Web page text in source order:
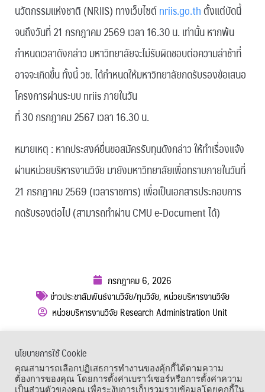
นวัตกรรมแห่งชาติ (NRIIS) ทางเว็บไซต์nriis.go.thตั้งแต่บัดนี้
จนถึงวันที่ 21 กรกฎาคม 2569 เวลา 16.30 น. เท่านั้น หากพ้น
กำหนดเวลาดังกล่าว มหาวิทยาลัยจะไม่รับผิดชอบต่อความล่าช้าที่
อาจจะเกิดขึ้น ทั้งนี้ วช. ได้กำหนดให้มหาวิทยาลัยกดรับรองข้อเสนอ
โครงการผ่านระบบ nriis ภายในวัน
ที่ 30 กรกฎาคม 2567 เวลา 16.30 น.
หมายเหตุ : หากประสงค์ยื่นขอสมัครรับทุนดังกล่าว ให้ทำเรื่องแจ้ง
ผ่านหน่วยบริหารงานวิจัย มายังมหาวิทยาลัยเพื่อทราบภายในวันที่
21 กรกฎาคม 2569 (เวลาราชการ) เพื่อเป็นเอกสารประกอบการ
กดรับรองต่อไป (สามารถทำผ่าน CMU e-Document ได้)
กรกฎาคม 6, 2026
ข่าวประชาสัมพันธ์งานวิจัย/ทุนวิจัย, หน่วยบริหารงานวิจัย
หน่วยบริหารงานวิจัย Research Administration Unit
เมนูลัด
นโยบายการใช้ Cookie
คุณสามารถเลือกปฏิเสธการทำงานของคุ้กกี้ได้ตามความ
ต้องการของคุณ โดยการตั้งค่าเบราว์เซอร์หรือการตั้งค่าความ
เป็นส่วนตัวของคุณ เพื่อระงับการเก็บรวมรวบข้อมูลโดยคุกกี้ใน